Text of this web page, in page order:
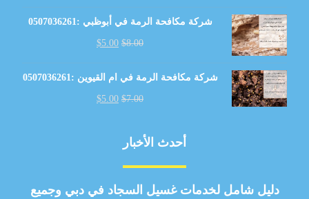
شركة مكافحة الرمة في أبوظبي :0507036261
$8.00
$5.00
شركة مكافحة الرمة في ام القيوين :0507036261
$7.00
$5.00
أحدث الأخبار
دليل شامل لخدمات غسيل السجاد في دبي وجميع